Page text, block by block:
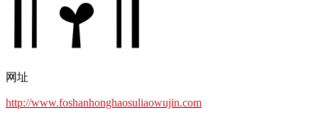
网址
http://www.foshanhonghaosuliaowujin.com